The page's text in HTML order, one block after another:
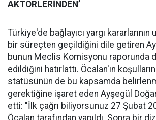
AKTÖRLERİNDEN’
Türkiye'de bağlayıcı yargı kararlarının
bir süreçten geçildiğini dile getiren
bunun Meclis Komisyonu raporunda
edildiğini hatırlattı. Öcalan'ın
statüsünün de bu kapsamda
gerektiğine işaret eden Ayşegül
etti: "İlk çağrı biliyorsunuz 27 Şubat
Öcalan tarafından yapıldı. Sonra bir